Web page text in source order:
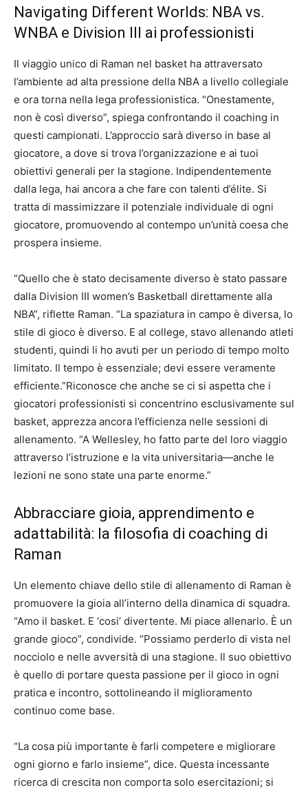
Navigating Different Worlds: NBA vs.
WNBA e Division III ai professionisti
Il viaggio unico di Raman nel basket ha attraversato
l’ambiente ad alta pressione della NBA a livello collegiale
e ora torna nella lega professionistica. “Onestamente,
non è così diverso”, spiega confrontando il coaching in
questi campionati. L’approccio sarà diverso in base al
giocatore, a dove si trova l’organizzazione e ai tuoi
obiettivi generali per la stagione. Indipendentemente
dalla lega, hai ancora a che fare con talenti d’élite. Si
tratta di massimizzare il potenziale individuale di ogni
giocatore, promuovendo al contempo un’unità coesa che
prospera insieme.
“Quello che è stato decisamente diverso è stato passare
dalla Division III women’s Basketball direttamente alla
NBA”, riflette Raman. “La spaziatura in campo è diversa, lo
stile di gioco è diverso. E al college, stavo allenando atleti
studenti, quindi li ho avuti per un periodo di tempo molto
limitato. Il tempo è essenziale; devi essere veramente
efficiente.”Riconosce che anche se ci si aspetta che i
giocatori professionisti si concentrino esclusivamente sul
basket, apprezza ancora l’efficienza nelle sessioni di
allenamento. “A Wellesley, ho fatto parte del loro viaggio
attraverso l’istruzione e la vita universitaria—anche le
lezioni ne sono state una parte enorme.”
Abbracciare gioia, apprendimento e
adattabilità: la filosofia di coaching di
Raman
Un elemento chiave dello stile di allenamento di Raman è
promuovere la gioia all’interno della dinamica di squadra.
“Amo il basket. E ‘cosi’ divertente. Mi piace allenarlo. È un
grande gioco”, condivide. “Possiamo perderlo di vista nel
nocciolo e nelle avversità di una stagione. Il suo obiettivo
è quello di portare questa passione per il gioco in ogni
pratica e incontro, sottolineando il miglioramento
continuo come base.
“La cosa più importante è farli competere e migliorare
ogni giorno e farlo insieme”, dice. Questa incessante
ricerca di crescita non comporta solo esercitazioni; si